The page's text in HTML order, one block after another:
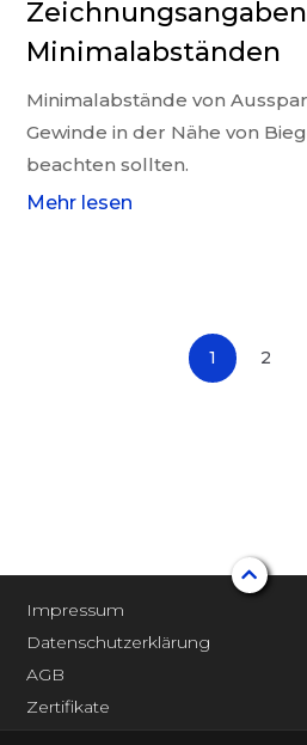
Minimalabständen
Minimalabstände von
Gewinde in der Nähe von
beachten sollten.
Mehr lesen
1 2
Impressum
Datenschutzerklärung
AGB
Zertifikate